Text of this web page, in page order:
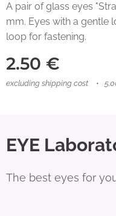
A pair of glass eyes
mm. Eyes with a gentle
loop for fastening.
2.50 €
excluding shipping cost
EYE
The best eyes for